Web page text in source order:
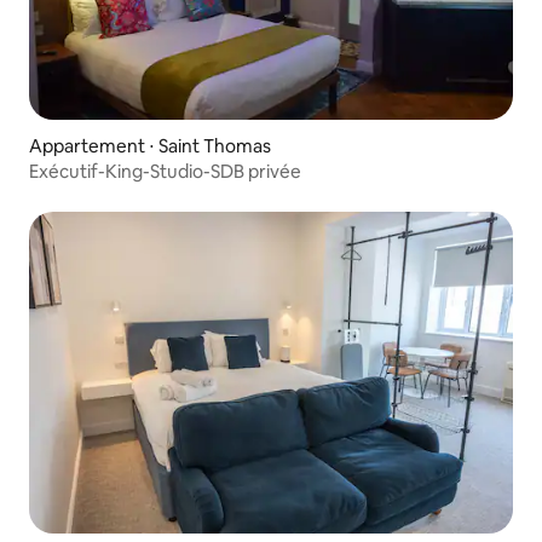
Appartement ⋅ Saint Thomas
Exécutif-King-Studio-SDB privée